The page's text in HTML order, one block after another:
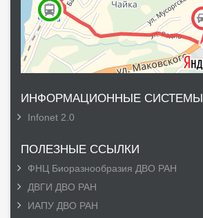
ИНФОРМАЦИОННЫЕ СИСТЕМЫ
Infonet 2.0
ПОЛЕЗНЫЕ ССЫЛКИ
ФНЦ Биоразнообразия ДВО РАН
ДВГИ ДВО РАН
ИАПУ ДВО РАН